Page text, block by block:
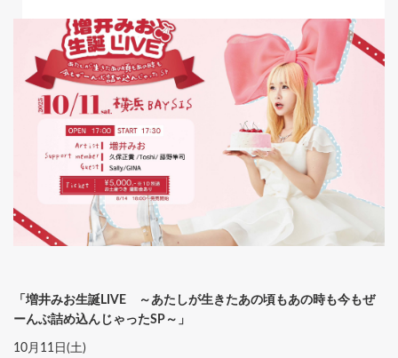
「増井みお生誕LIVE ～あたしが生きたあの頃もあの時も今もぜ
ーんぶ詰め込んじゃったSP～」
10月11日(土)